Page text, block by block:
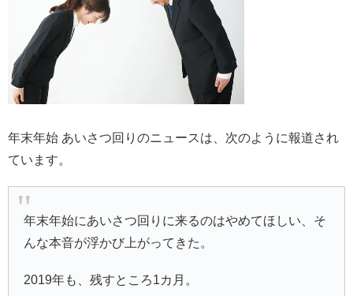
年末年始 あいさつ回りのニュースは、次のように報道され
ています。
年末年始にあいさつ回りに来るのはやめてほしい、そ
んな本音が浮かび上がってきた。
2019年も、残すところ1カ月。